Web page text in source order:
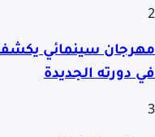
2
مهرجان سينمائي يكشف
في دورته الجديدة
3